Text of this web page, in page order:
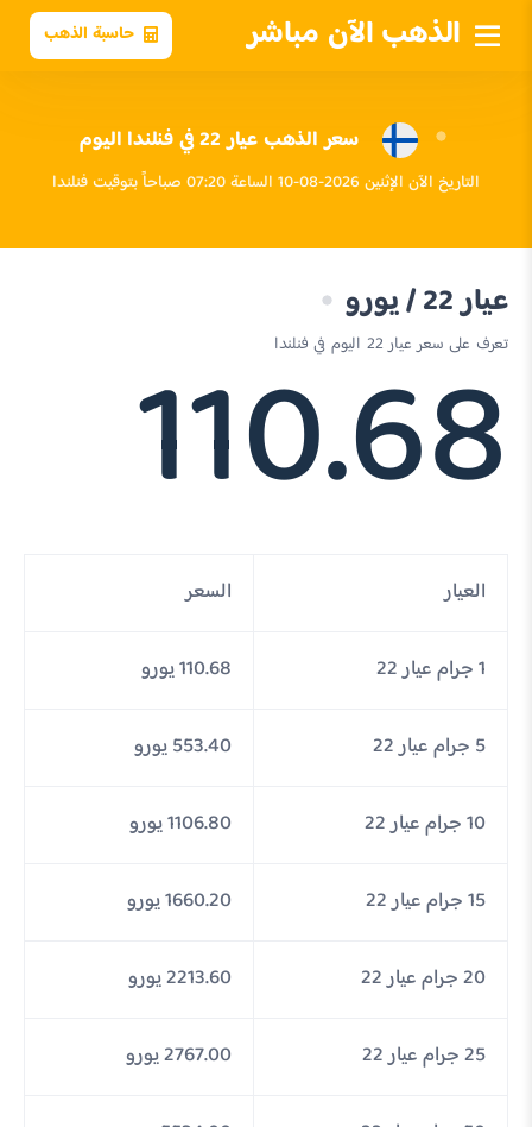
الذهب الآن مباشر حاسبة الذهب
سعر الذهب عيار 22 في فنلندا اليوم
التاريخ الآن الإثنين 2026-08-10 الساعة 07:20 صباحاً بتوقيت فنلندا
عيار 22 / يورو
تعرف على سعر عيار 22 اليوم في فنلندا
110.68
العيار السعر
1 جرام عيار 22 110.68 يورو
5 جرام عيار 22 553.40 يورو
10 جرام عيار 22 1106.80 يورو
15 جرام عيار 22 1660.20 يورو
20 جرام عيار 22 2213.60 يورو
25 جرام عيار 22 2767.00 يورو